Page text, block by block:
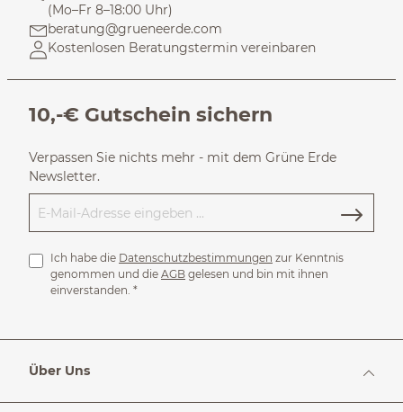
(Mo–Fr 8–18:00 Uhr)
beratung@grueneerde.com
Kostenlosen Beratungstermin vereinbaren
10,-€ Gutschein sichern
Verpassen Sie nichts mehr - mit dem Grüne Erde
Newsletter.
Ich habe die Datenschutzbestimmungen zur Kenntnis
genommen und die AGB gelesen und bin mit ihnen
einverstanden. *
Über Uns